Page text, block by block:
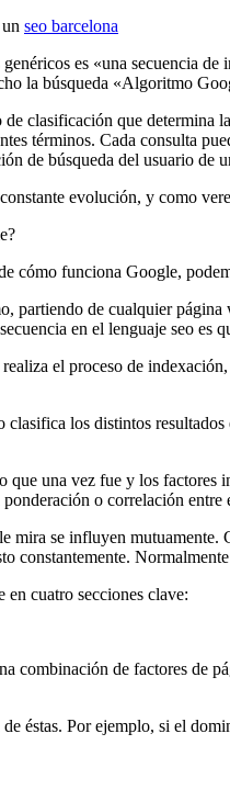
seo barcelona
es «una secuencia
la búsqueda «Algoritmo
clasificación que determina
términos. Cada consulta
de búsqueda del usuario de
evolución, y como
cómo funciona Google,
partiendo de cualquier página
en el lenguaje seo es
el proceso de
los distintos
una vez fue y los factores
o correlación entre
mira se influyen
constantemente.
en cuatro secciones clave:
combinación de factores de
éstas. Por ejemplo, si el